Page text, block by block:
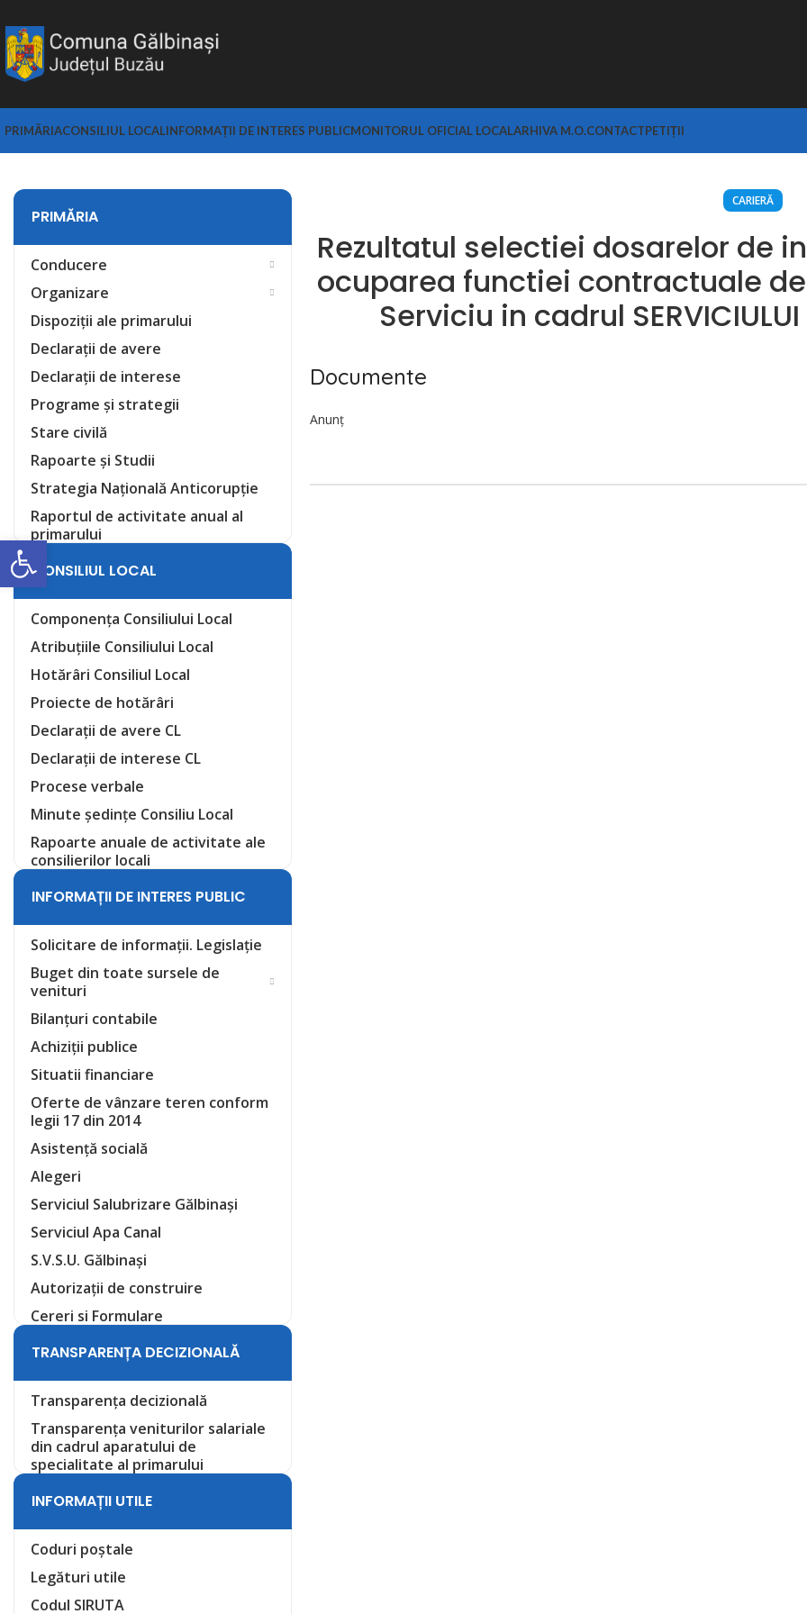
Deschide bara de unelte
PRIMĂRIACONSILIUL LOCALINFORMAȚII DE INTERES PUBLICMONITORUL OFICIAL LOCALARHIVA M.O.CONTACTPETIȚII
CARIERĂ
Rezultatul selectiei dosarelor de
ocuparea functiei contractuale
Serviciu in cadrul
Documente
Anunț
PRIMĂRIA
Conducere
Organizare
Dispoziții ale primarului
Declarații de avere
Declarații de interese
Programe și strategii
Stare civilă
Rapoarte și Studii
Strategia Națională Anticorupție
Raportul de activitate anual al
primarului
CONSILIUL LOCAL
Componența Consiliului Local
Atribuțiile Consiliului Local
Hotărâri Consiliul Local
Proiecte de hotărâri
Declarații de avere CL
Declarații de interese CL
Procese verbale
Minute ședințe Consiliu Local
Rapoarte anuale de activitate ale
consilierilor locali
INFORMAȚII DE INTERES PUBLIC
Solicitare de informații. Legislație
Buget din toate sursele de
venituri
Bilanțuri contabile
Achiziții publice
Situatii financiare
Oferte de vânzare teren conform
legii 17 din 2014
Asistență socială
Alegeri
Serviciul Salubrizare Gălbinași
Serviciul Apa Canal
S.V.S.U. Gălbinași
Autorizații de construire
Cereri si Formulare
TRANSPARENȚA DECIZIONALĂ
Transparența decizională
Transparența veniturilor salariale
din cadrul aparatului de
specialitate al primarului
INFORMAȚII UTILE
Coduri poștale
Legături utile
Codul SIRUTA